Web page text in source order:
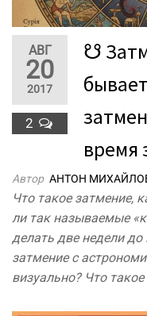
АВГ
20
2017
2
☋
время
Автор АНТОН
Что такое затмение,
ли так называемые
делать две недели
затмение с
визуально? Что